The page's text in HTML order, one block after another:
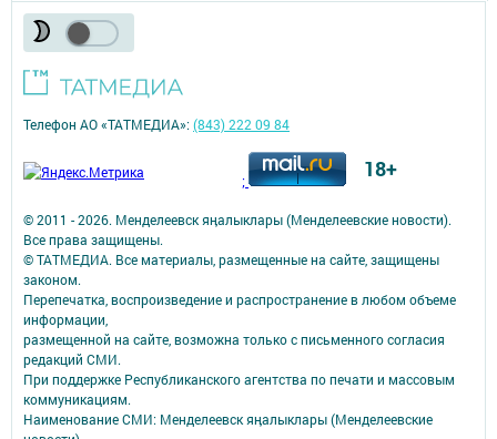
© 2011 - 2026. Менделеевск яӊалыклары (Менделеевские новости).
Все права защищены.
© ТАТМЕДИА. Все материалы, размещенные на сайте, защищены
законом.
Перепечатка, воспроизведение и распространение в любом объеме
информации,
размещенной на сайте, возможна только с письменного согласия
редакций СМИ.
При поддержке Республиканского агентства по печати и массовым
коммуникациям.
Наименование СМИ: Менделеевск яӊалыклары (Менделеевские
Телефон АО «ТАТМЕДИА»:(843) 222 09 84
; 18+